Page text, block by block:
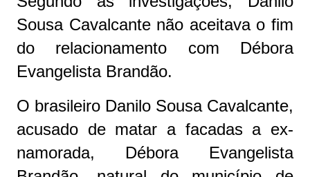
Sousa Cavalcante não aceitava o fim
do relacionamento com Débora
Evangelista Brandão.
O brasileiro Danilo Sousa Cavalcante,
acusado de matar a facadas a ex-
namorada, Débora Evangelista